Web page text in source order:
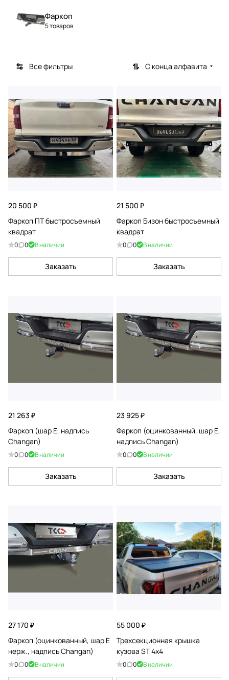
Фаркоп
5 товаров
Все фильтры С конца алфавита
20 500 ₽
Фаркоп ПТ быстросъемный
квадрат
0 0 В наличии
Заказать
21 500 ₽
Фаркоп Бизон быстросъемный
квадрат
0 0 В наличии
Заказать
21 263 ₽
Фаркоп (шар E, надпись
Changan)
0 0 В наличии
Заказать
23 925 ₽
Фаркоп (оцинкованный, шар E,
надпись Changan)
0 0 В наличии
Заказать
27 170 ₽
Фаркоп (оцинкованный, шар E
нерж., надпись Changan)
0 0 В наличии
55 000 ₽
Трехсекционная крышка
кузова ST 4x4
0 0 В наличии